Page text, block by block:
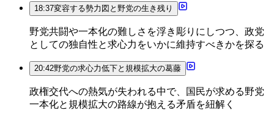
18:37変容する勢力図と野党の生き残り
野党共闘や一本化の難しさを浮き彫りにしつつ、政党
としての独自性と求心力をいかに維持すべきかを探る
20:42野党の求心力低下と規模拡大の葛藤
政権交代への熱気が失われる中で、国民が求める野党
一本化と規模拡大の路線が抱える矛盾を紐解く